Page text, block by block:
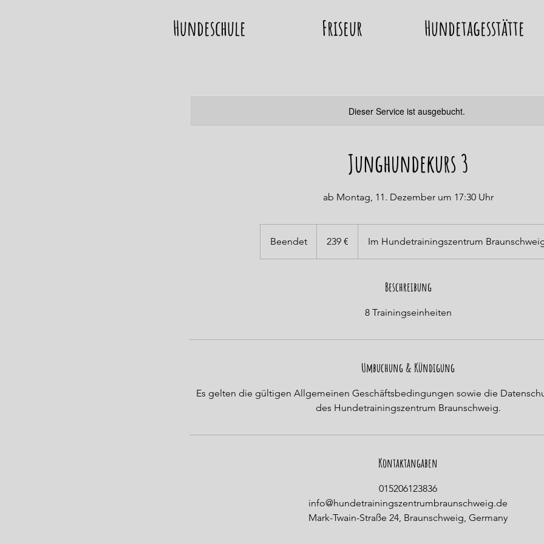
Hundeschule Friseur Hundetagesstätte
Dieser Service ist ausgebucht.
Junghundekurs 3
ab Montag, 11. Dezember um 17:30 Uhr
Beendet
e
239 € Im Hundetrainingszentrum
Beschreibung
8 Trainingseinheiten
Umbuchung & Kündigung
Es gelten die gültigen Allgemeinen Geschäftsbedingungen sowie die
des Hundetrainingszentrum Braunschweig.
Kontaktangaben
015206123836
info@hundetrainingszentrumbraunschweig.de
Mark-Twain-Straße 24, Braunschweig, Germany